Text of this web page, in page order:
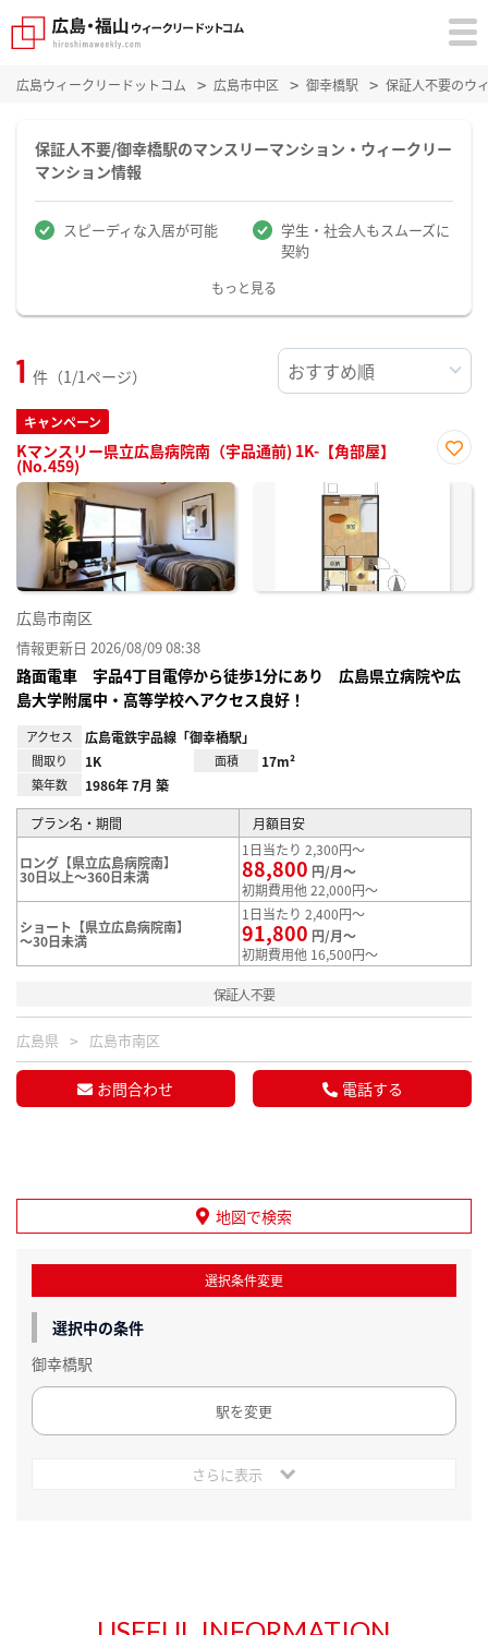
広島ウィークリードットコム 広島市中区 御幸橋駅 保証人不要のウ
保証人不要/御幸橋駅のマンスリーマンション・ウィークリー
マンション情報
スピーディな入居が可能
学生・社会人もスムーズに
契約
もっと見る
1 件（1/1ページ）
キャンペーン
Kマンスリー県立広島病院南（宇品通前) 1K-【角部屋】
(No.459)
に入
広島市南区
情報更新日 2026/08/09 08:38
路面電車 宇品4丁目電停から徒歩1分にあり 広島県立病院や広
島大学附属中・高等学校へアクセス良好！
アクセス 広島電鉄宇品線「御幸橋駅」
間取り 1K 面積 17m²
築年数 1986年 7月 築
プラン名・期間 月額目安
ロング【県立広島病院南】
30日以上～360日未満
1日当たり 2,300円～
88,800 円/月～
初期費用他 22,000円～
ショート【県立広島病院南】
～30日未満
1日当たり 2,400円～
91,800 円/月～
初期費用他 16,500円～
保証人不要
広島県 広島市南区
お問合わせ 電話する
地図で検索
選択条件変更
選択中の条件
御幸橋駅
駅を変更
さらに表示